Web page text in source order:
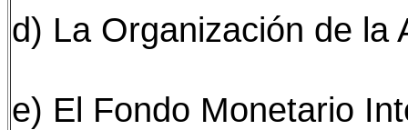
d) La Organización de la
e) El Fondo Monetario